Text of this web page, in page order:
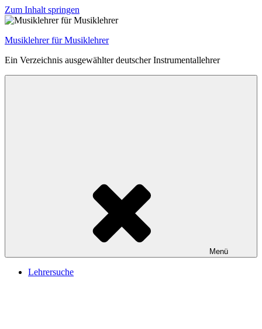
Zum Inhalt springen
Musiklehrer für Musiklehrer
Ein Verzeichnis ausgewählter deutscher Instrumentallehrer
Menü
Lehrersuche